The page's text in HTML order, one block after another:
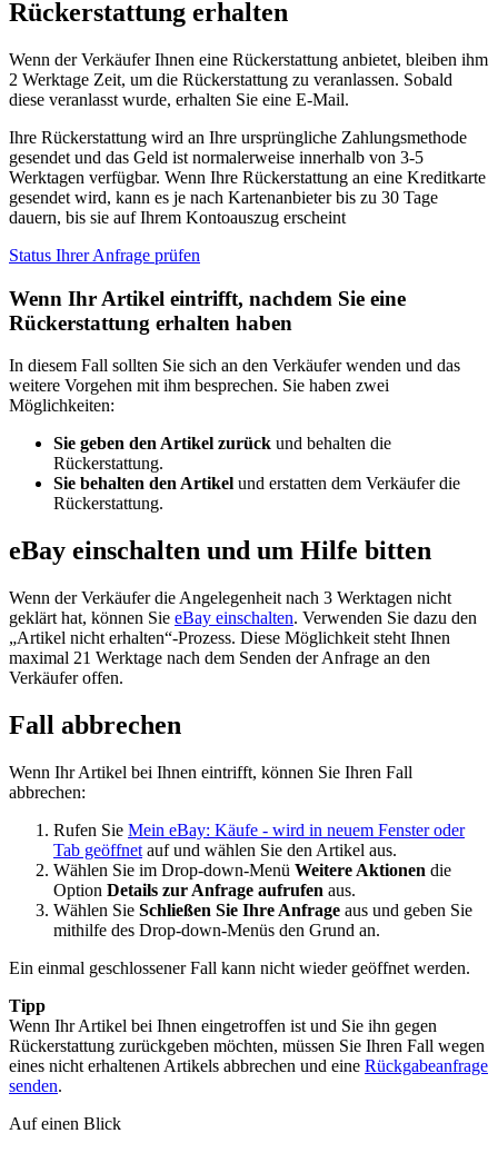
Rückerstattung erhalten
Wenn der Verkäufer Ihnen eine Rückerstattung anbietet, bleiben ihm
2 Werktage Zeit, um die Rückerstattung zu veranlassen. Sobald
diese veranlasst wurde, erhalten Sie eine E-Mail.
Ihre Rückerstattung wird an Ihre ursprüngliche Zahlungsmethode
gesendet und das Geld ist normalerweise innerhalb von 3-5
Werktagen verfügbar. Wenn Ihre Rückerstattung an eine Kreditkarte
gesendet wird, kann es je nach Kartenanbieter bis zu 30 Tage
dauern, bis sie auf Ihrem Kontoauszug erscheint
Status Ihrer Anfrage prüfen
Wenn Ihr Artikel eintrifft, nachdem Sie eine
Rückerstattung erhalten haben
In diesem Fall sollten Sie sich an den Verkäufer wenden und das
weitere Vorgehen mit ihm besprechen. Sie haben zwei
Möglichkeiten:
Sie geben den Artikel zurück und behalten die
Rückerstattung.
Sie behalten den Artikel und erstatten dem Verkäufer die
Rückerstattung.
eBay einschalten und um Hilfe bitten
Wenn der Verkäufer die Angelegenheit nach 3 Werktagen nicht
geklärt hat, können Sie eBay einschalten. Verwenden Sie dazu den
„Artikel nicht erhalten“-Prozess. Diese Möglichkeit steht Ihnen
maximal 21 Werktage nach dem Senden der Anfrage an den
Verkäufer offen.
Fall abbrechen
Wenn Ihr Artikel bei Ihnen eintrifft, können Sie Ihren Fall
abbrechen:
Rufen Sie Mein eBay: Käufe - wird in neuem Fenster oder
Tab geöffnet auf und wählen Sie den Artikel aus.
Wählen Sie im Drop-down-Menü Weitere Aktionen die
Option Details zur Anfrage aufrufen aus.
Wählen Sie Schließen Sie Ihre Anfrage aus und geben Sie
mithilfe des Drop-down-Menüs den Grund an.
Ein einmal geschlossener Fall kann nicht wieder geöffnet werden.
Tipp
Wenn Ihr Artikel bei Ihnen eingetroffen ist und Sie ihn gegen
Rückerstattung zurückgeben möchten, müssen Sie Ihren Fall wegen
eines nicht erhaltenen Artikels abbrechen und eine Rückgabeanfrage
senden.
Auf einen Blick